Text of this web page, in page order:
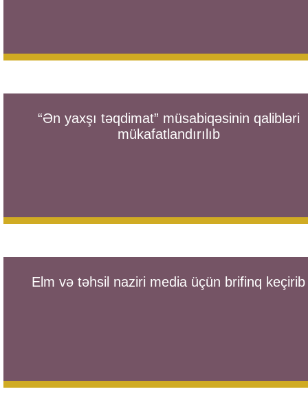
“Ən yaxşı təqdimat” müsabiqəsinin qalibləri
mükafatlandırılıb
Elm və təhsil naziri media üçün brifinq keçirib